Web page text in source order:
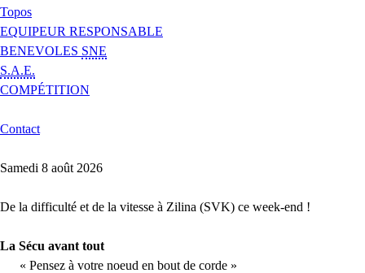
Topos
EQUIPEUR RESPONSABLE
BENEVOLES SNE
S.A.E.
COMPÉTITION
Contact
Samedi 8 août 2026
De la difficulté et de la vitesse à Zilina (SVK) ce week-end !
La Sécu avant tout
« Pensez à votre noeud en bout de corde »